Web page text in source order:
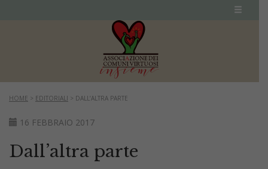
HOME > EDITORIALI > DALL’ALTRA PARTE
16 FEBBRAIO 2017
Dall’altra parte